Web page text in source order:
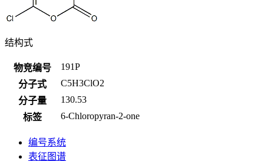
结构式
物竞编号
191P
分子式
C5H3ClO2
分子量
130.53
标签
6-Chloropyran-2-one
编号系统
表征图谱